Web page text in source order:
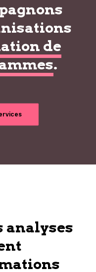
de
.
analyses